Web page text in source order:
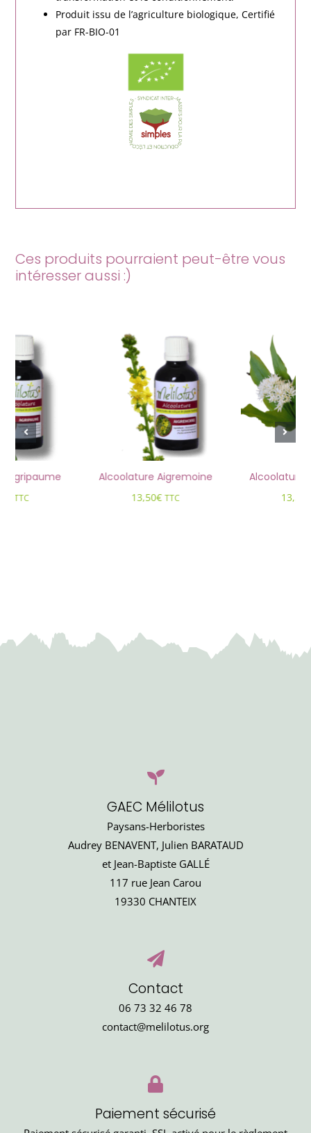
Produit issu de l’agriculture biologique, Certifié
par FR-BIO-01
Ces produits pourraient peut-être vous
intéresser aussi :)
Agripaume
TTC
Alcoolature Aigremoine
13,50€ TTC
Alcoolature
13,50
GAEC Mélilotus
Paysans-Herboristes
Audrey BENAVENT, Julien BARATAUD
et Jean-Baptiste GALLÉ
117 rue Jean Carou
19330 CHANTEIX
Contact
06 73 32 46 78
contact@melilotus.org
Paiement sécurisé